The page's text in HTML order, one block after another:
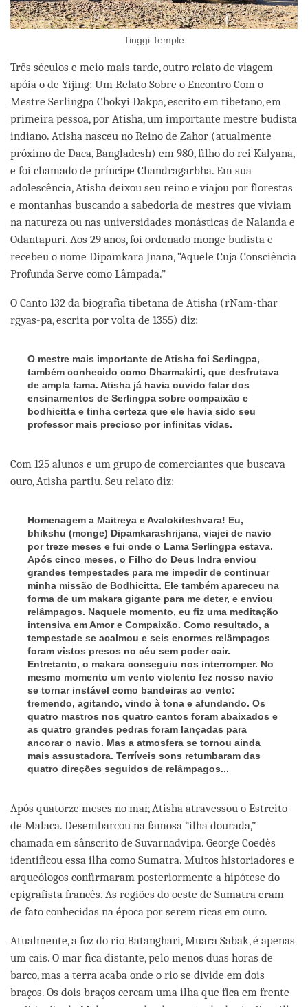
Tinggi Temple
Três séculos e meio mais tarde, outro relato de viagem
apóia o de Yijing: Um Relato Sobre o Encontro Com o
Mestre Serlingpa Chokyi Dakpa, escrito em tibetano, em
primeira pessoa, por Atisha, um importante mestre budista
indiano. Atisha nasceu no Reino de Zahor (atualmente
próximo de Daca, Bangladesh) em 980, filho do rei Kalyana,
e foi chamado de príncipe Chandragarbha. Em sua
adolescência, Atisha deixou seu reino e viajou por florestas
e montanhas buscando a sabedoria de mestres que viviam
na natureza ou nas universidades monásticas de Nalanda e
Odantapuri. Aos 29 anos, foi ordenado monge budista e
recebeu o nome Dipamkara Jnana, “Aquele Cuja Consciência
Profunda Serve como Lâmpada.”
O Canto 132 da biografia tibetana de Atisha (rNam-thar
rgyas-pa, escrita por volta de 1355) diz:
O mestre mais importante de Atisha foi Serlingpa,
também conhecido como Dharmakirti, que desfrutava
de ampla fama. Atisha já havia ouvido falar dos
ensinamentos de Serlingpa sobre compaixão e
bodhicitta e tinha certeza que ele havia sido seu
professor mais precioso por infinitas vidas.
Com 125 alunos e um grupo de comerciantes que buscava
ouro, Atisha partiu. Seu relato diz:
Homenagem a Maitreya e Avalokiteshvara! Eu,
bhikshu (monge) Dipamkarashrijana, viajei de navio
por treze meses e fui onde o Lama Serlingpa estava.
Após cinco meses, o Filho do Deus Indra enviou
grandes tempestades para me impedir de continuar
minha missão de Bodhicitta. Ele também apareceu na
forma de um makara gigante para me deter, e enviou
relâmpagos. Naquele momento, eu fiz uma meditação
intensiva em Amor e Compaixão. Como resultado, a
tempestade se acalmou e seis enormes relâmpagos
foram vistos presos no céu sem poder cair.
Entretanto, o makara conseguiu nos interromper. No
mesmo momento um vento violento fez nosso navio
se tornar instável como bandeiras ao vento:
tremendo, agitando, vindo à tona e afundando. Os
quatro mastros nos quatro cantos foram abaixados e
as quatro grandes pedras foram lançadas para
ancorar o navio. Mas a atmosfera se tornou ainda
mais assustadora. Terríveis sons retumbaram das
quatro direções seguidos de relâmpagos...
Após quatorze meses no mar, Atisha atravessou o Estreito
de Malaca. Desembarcou na famosa “ilha dourada,”
chamada em sânscrito de Suvarnadvipa. George Coedès
identificou essa ilha como Sumatra. Muitos historiadores e
arqueólogos confirmaram posteriormente a hipótese do
epigrafista francês. As regiões do oeste de Sumatra eram
de fato conhecidas na época por serem ricas em ouro.
Atualmente, a foz do rio Batanghari, Muara Sabak, é apenas
um cais. O mar fica distante, pelo menos duas horas de
barco, mas a terra acaba onde o rio se divide em dois
braços. Os dois braços cercam uma ilha que fica em frente